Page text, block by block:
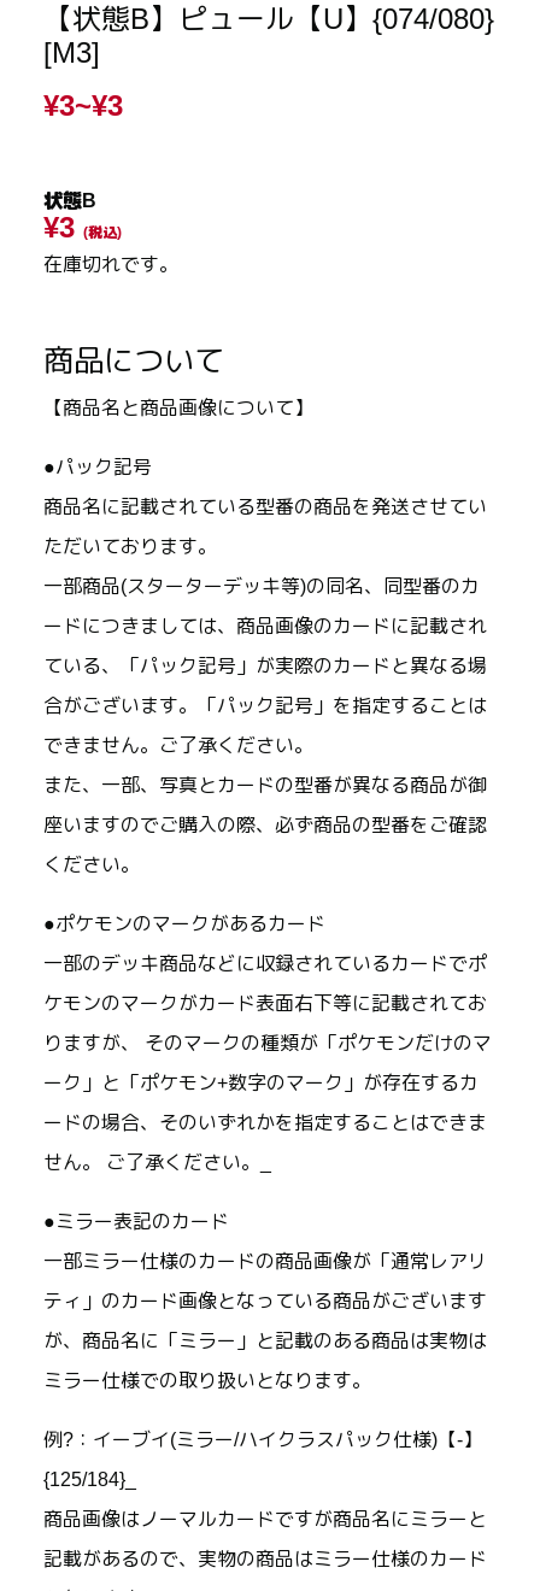
【状態B】ピュール【U】{074/080}
[M3]
¥3~¥3
状態B
¥3 (税込)
在庫切れです。
商品について
【商品名と商品画像について】
●パック記号
商品名に記載されている型番の商品を発送させてい
ただいております。
一部商品(スターターデッキ等)の同名、同型番のカ
ードにつきましては、商品画像のカードに記載され
ている、「パック記号」が実際のカードと異なる場
合がございます。「パック記号」を指定することは
できません。ご了承ください。
また、一部、写真とカードの型番が異なる商品が御
座いますのでご購入の際、必ず商品の型番をご確認
ください。
●ポケモンのマークがあるカード
一部のデッキ商品などに収録されているカードでポ
ケモンのマークがカード表面右下等に記載されてお
りますが、 そのマークの種類が「ポケモンだけのマ
ーク」と「ポケモン+数字のマーク」が存在するカ
ードの場合、そのいずれかを指定することはできま
せん。 ご了承ください。_
●ミラー表記のカード
一部ミラー仕様のカードの商品画像が「通常レアリ
ティ」のカード画像となっている商品がございます
が、商品名に「ミラー」と記載のある商品は実物は
ミラー仕様での取り扱いとなります。
例?：イーブイ(ミラー/ハイクラスパック仕様)【-】
{125/184}_
商品画像はノーマルカードですが商品名にミラーと
記載があるので、実物の商品はミラー仕様のカード